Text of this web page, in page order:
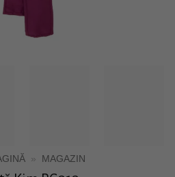
» MAGAZIN